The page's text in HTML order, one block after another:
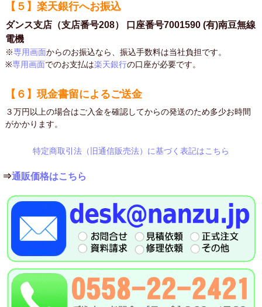
【５】楽天銀行へお振込
ダンス支店（支店番号208） 口座番号7001590 (有)南豆無線
電機
※専用画面からのお振込なら、振込手数料は当社負担です。
※専用画面でのお支払は楽天銀行の口座が必要です。
【６】現金書留によるご送金
３万円以上の場合はご入金を確認してからの発送のため多少お時間
がかかります。
特定商取引法（旧通信販売法）に基づく表記はこちら
⇒通販価格はこちら